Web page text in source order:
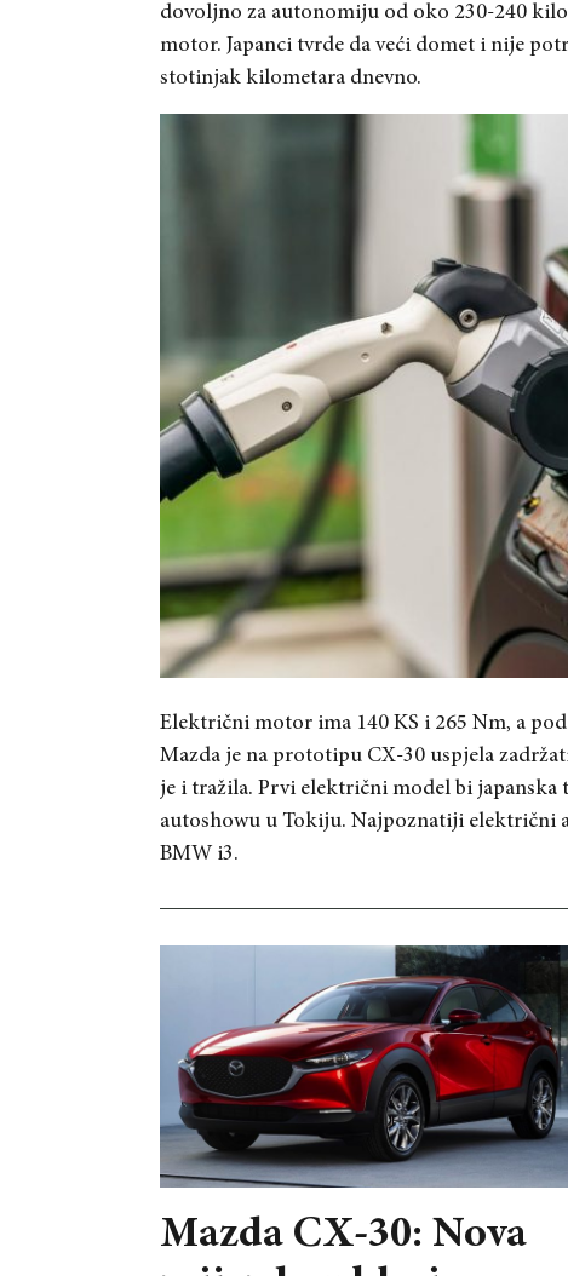
dovoljno za autonomiju od oko 230-240
motor. Japanci tvrde da veći domet i nije
stotinjak kilometara dnevno.
Električni motor ima 140 KS i 265 Nm, a
Mazda je na prototipu CX-30 uspjela
je i tražila. Prvi električni model bi
autoshowu u Tokiju. Najpoznatiji električni
BMW i3.
Mazda CX-30: Nova